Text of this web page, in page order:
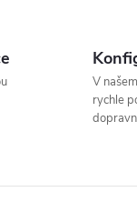
á
V
rychle